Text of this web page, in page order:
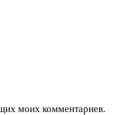
моих комментариев.